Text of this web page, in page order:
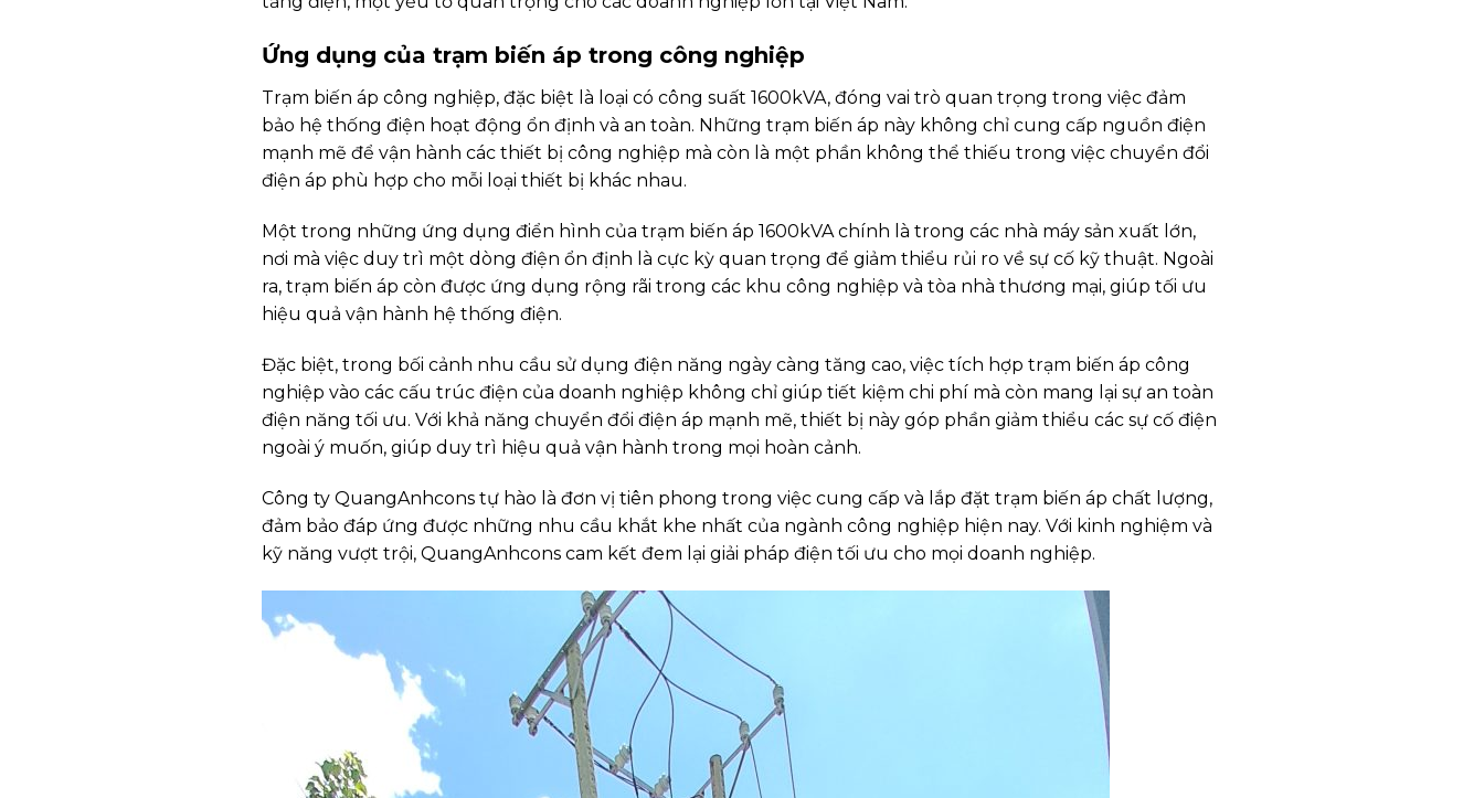
Ứng dụng của trạm biến áp trong công nghiệp
Trạm biến áp công nghiệp, đặc biệt là loại có công suất 1600kVA, đóng vai trò quan trọng trong việc đảm
bảo hệ thống điện hoạt động ổn định và an toàn. Những trạm biến áp này không chỉ cung cấp nguồn điện
mạnh mẽ để vận hành các thiết bị công nghiệp mà còn là một phần không thể thiếu trong việc chuyển đổi
điện áp phù hợp cho mỗi loại thiết bị khác nhau.
Một trong những ứng dụng điển hình của trạm biến áp 1600kVA chính là trong các nhà máy sản xuất lớn,
nơi mà việc duy trì một dòng điện ổn định là cực kỳ quan trọng để giảm thiểu rủi ro về sự cố kỹ thuật. Ngoài
ra, trạm biến áp còn được ứng dụng rộng rãi trong các khu công nghiệp và tòa nhà thương mại, giúp tối ưu
hiệu quả vận hành hệ thống điện.
Đặc biệt, trong bối cảnh nhu cầu sử dụng điện năng ngày càng tăng cao, việc tích hợp trạm biến áp công
nghiệp vào các cấu trúc điện của doanh nghiệp không chỉ giúp tiết kiệm chi phí mà còn mang lại sự an toàn
điện năng tối ưu. Với khả năng chuyển đổi điện áp mạnh mẽ, thiết bị này góp phần giảm thiểu các sự cố điện
ngoài ý muốn, giúp duy trì hiệu quả vận hành trong mọi hoàn cảnh.
Công ty QuangAnhcons tự hào là đơn vị tiên phong trong việc cung cấp và lắp đặt trạm biến áp chất lượng,
đảm bảo đáp ứng được những nhu cầu khắt khe nhất của ngành công nghiệp hiện nay. Với kinh nghiệm và
kỹ năng vượt trội, QuangAnhcons cam kết đem lại giải pháp điện tối ưu cho mọi doanh nghiệp.